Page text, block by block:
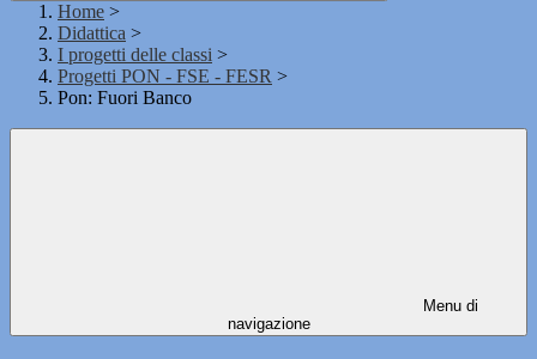
Home >
Didattica >
I progetti delle classi >
Progetti PON - FSE - FESR >
Pon: Fuori Banco
Menu di
navigazione